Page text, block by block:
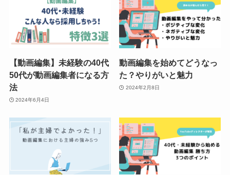
【動画編集】未経験の40代
50代が動画編集者になる方
法
2024年6月4日
動画編集を始めてどうなっ
た？やりがいと魅力
2024年2月8日